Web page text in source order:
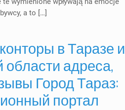
a to […]
в Таразе и
адреса,
Город Тараз:
портал